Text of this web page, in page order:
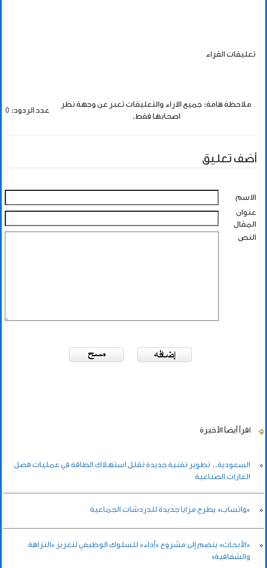
تعليقات القراء
ملاحظة هامة: جميع الاراء والتعليقات تعبر عن وجهة نظر
اصحابها فقط.
عدد الردود: 0
أضف تعليق
الاسم
عنوان
المقال
النص
اقرأ أيضاً الأخيرة
السعودية.. تطوير تقنية جديدة تقلل استهلاك الطاقة في عمليات فصل
الغازات الصناعية
«واتساب» يطرح مزايا جديدة للدردشات الجماعية
«الأبحاث» ينضم إلى مشروع «أداء» للسلوك الوظيفي لتعزيز «النزاهة
والشفافية»